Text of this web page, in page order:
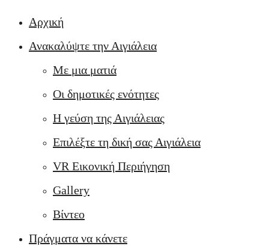
Αρχική
Ανακαλύψτε την Αιγιάλεια
Με μια ματιά
Οι δημοτικές ενότητες
Η γεύση της Αιγιάλειας
Επιλέξτε τη δική σας Αιγιάλεια
VR Εικονική Περιήγηση
Gallery
Βίντεο
Πράγματα να κάνετε